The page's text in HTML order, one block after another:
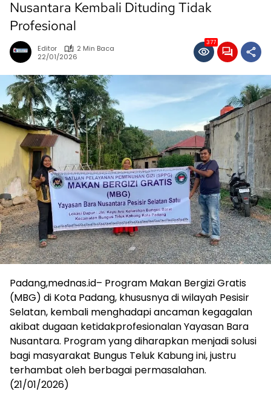
Nusantara Kembali Dituding Tidak
Profesional
Editor
2 Min Baca
22/01/2026
377
Padang,mednas.id– Program Makan Bergizi Gratis
(MBG) di Kota Padang, khususnya di wilayah Pesisir
Selatan, kembali menghadapi ancaman kegagalan
akibat dugaan ketidakprofesionalan Yayasan Bara
Nusantara. Program yang diharapkan menjadi solusi
bagi masyarakat Bungus Teluk Kabung ini, justru
terhambat oleh berbagai permasalahan.
(21/01/2026)